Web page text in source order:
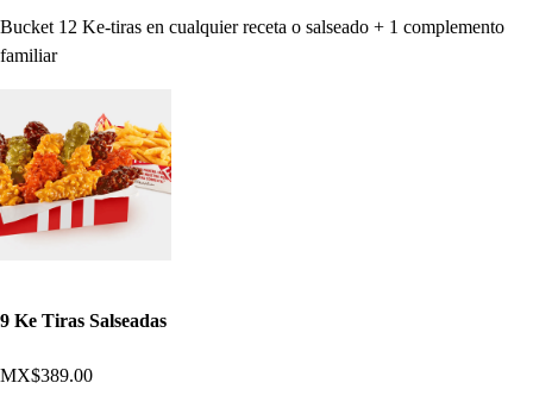
Bucket 12 Ke-tiras en cualquier receta o salseado + 1 complemento
familiar
9 Ke Tiras Salseadas
MX$389.00